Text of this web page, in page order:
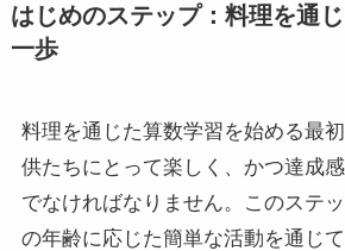
はじめのステップ：料理を通
一歩
料理を通じた算数学習を始める最
供たちにとって楽しく、かつ達成
でなければなりません。このステ
の年齢に応じた簡単な活動を通じ